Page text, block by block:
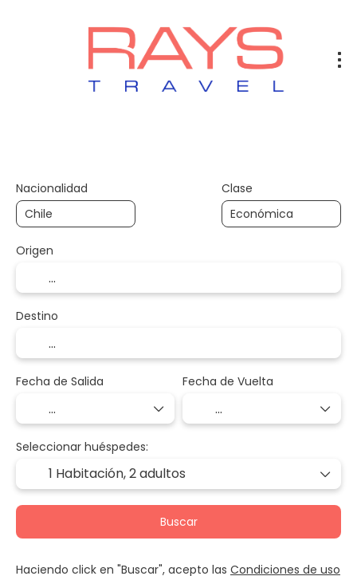
Nacionalidad Clase
Origen
Destino
Fecha de Salida Fecha de Vuelta
Seleccionar huéspedes:
1 Habitación,2 adultos
Buscar
Haciendo click en "Buscar", acepto las Condiciones de uso